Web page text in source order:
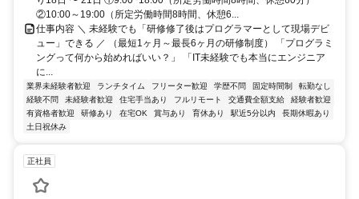
②10:00～19:00（所定労働時間8時間、休憩6...
仕事内容 ＼ 未経験でも「研修修了後はプログラマーとして現場デビ
ュー」できる ／ （最短1ヶ月～最長6ヶ月の研修制度） 「プログラミ
ングって何から始めればいい？」 「IT未経験でも本当にエンジニア
に...
業界未経験者歓迎 ランチタイム フリーター歓迎 学歴不問 固定時間制
転勤なし
経験不問
未経験者歓迎 住宅手当あり フルリモート 交通費全額支給
経験者歓迎
有資格者歓迎
研修あり 在宅OK 賞与あり 育休あり 駅近5分以内
長期休暇あり
土日祝休み
正社員